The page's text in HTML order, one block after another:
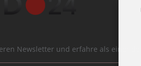
Newsletter und erfahre als einer